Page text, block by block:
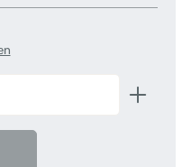
Wert ein